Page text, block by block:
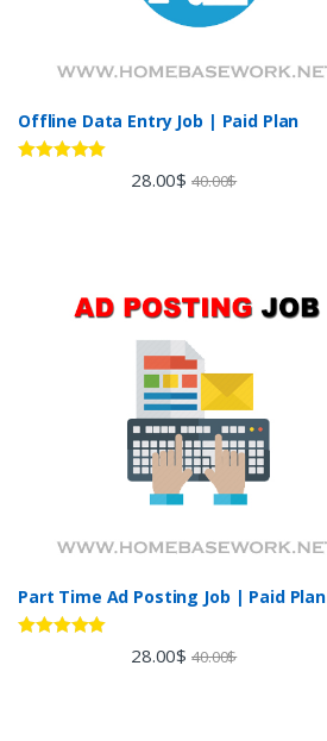
Offline Data Entry Job | Paid Plan
28.00$ 40.00$
Part Time Ad Posting Job | Paid Plan
28.00$ 40.00$